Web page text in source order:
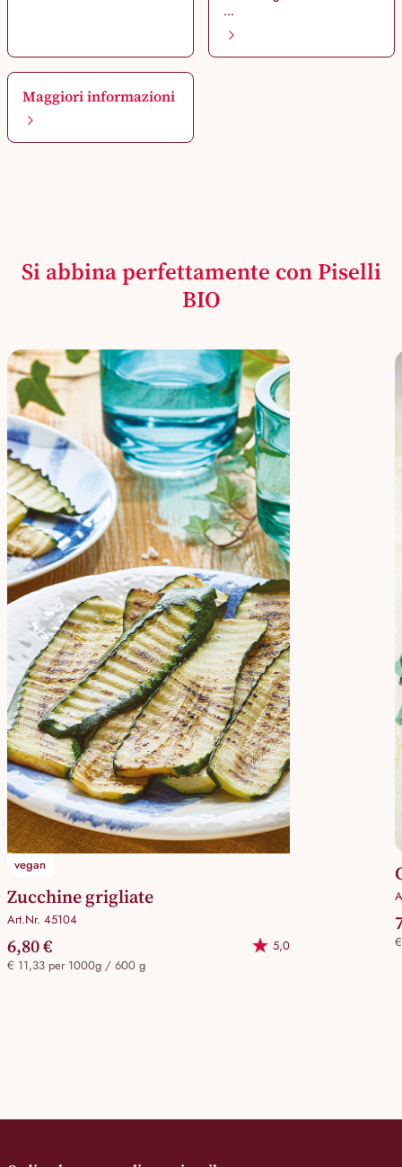
...
Maggiori informazioni
Si abbina perfettamente con Piselli
BIO
vegan
Zucchine grigliate
Art.Nr. 45104
6,80 €
5,0
€ 11,33 per 1000g / 600 g